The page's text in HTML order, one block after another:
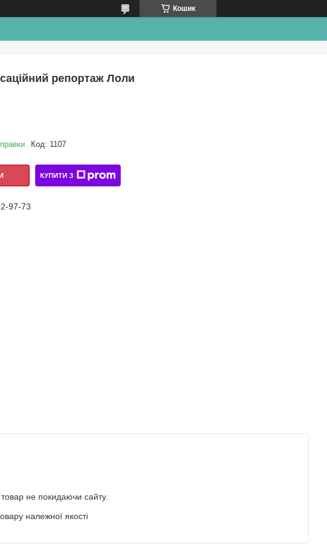
Кошик
репортаж Лоли
Код: 1107
КУПИТИ З
97-73
не покидаючи сайту.
належної якості